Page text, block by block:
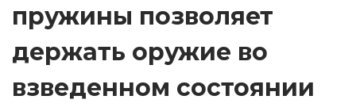
a
t
t
пружины позволяет
держать оружие во
взведенном состоянии